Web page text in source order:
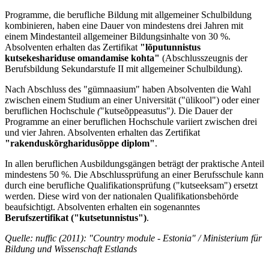
Programme, die berufliche Bildung mit allgemeiner Schulbildung
kombinieren, haben eine Dauer von mindestens drei Jahren mit
einem Mindestanteil allgemeiner Bildungsinhalte von 30 %.
Absolventen erhalten das Zertifikat "lõputunnistus
kutsekeshariduse omandamise kohta" (Abschlusszeugnis der
Berufsbildung Sekundarstufe II mit allgemeiner Schulbildung).
Nach Abschluss des "gümnaasium" haben Absolventen die Wahl
zwischen einem Studium an einer Universität ("ülikool") oder einer
beruflichen Hochschule ("kutseõppeasutus"). Die Dauer der
Programme an einer beruflichen Hochschule variiert zwischen drei
und vier Jahren. Absolventen erhalten das Zertifikat
"rakenduskõrgharidusõppe diplom".
In allen beruflichen Ausbildungsgängen beträgt der praktische Anteil
mindestens 50 %. Die Abschlussprüfung an einer Berufsschule kann
durch eine berufliche Qualifikationsprüfung ("kutseeksam") ersetzt
werden. Diese wird von der nationalen Qualifikationsbehörde
beaufsichtigt. Absolventen erhalten ein sogenanntes
Berufszertifikat ("kutsetunnistus").
Quelle: nuffic (2011): "Country module - Estonia" / Ministerium für
Bildung und Wissenschaft Estlands